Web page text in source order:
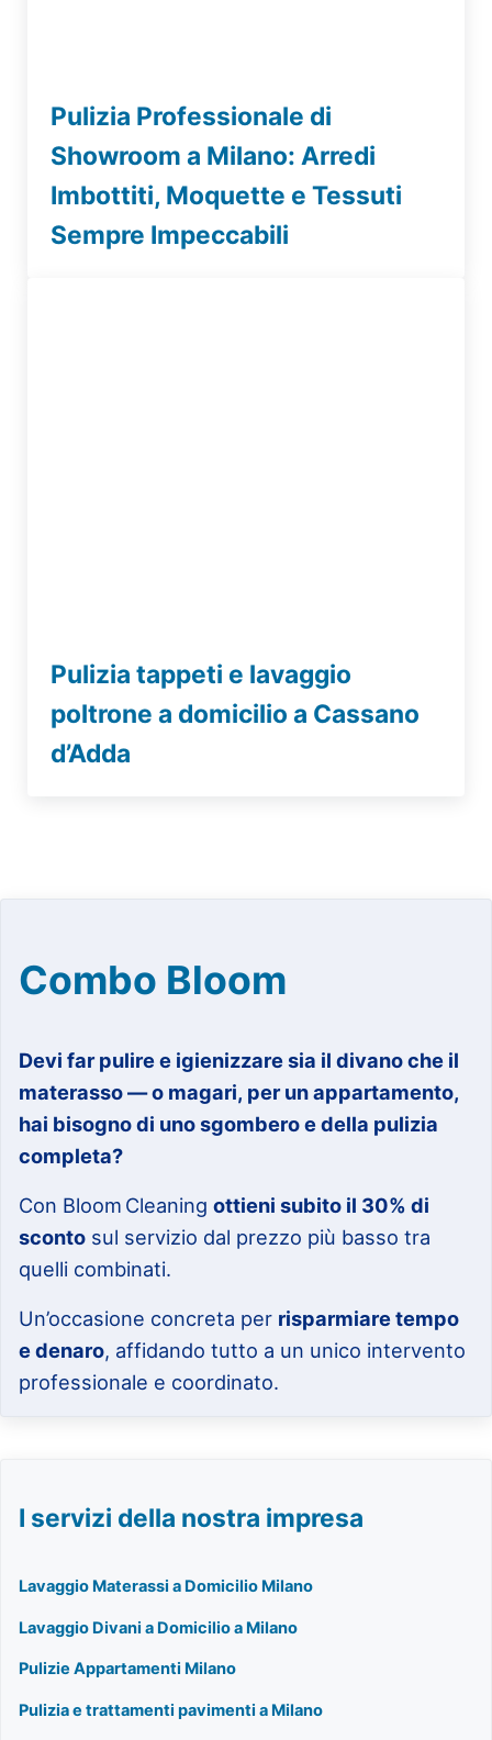
Pulizia Professionale di
Showroom a Milano: Arredi
Imbottiti, Moquette e Tessuti
Sempre Impeccabili
Pulizia tappeti e lavaggio
poltrone a domicilio a Cassano
d’Adda
Combo Bloom
Devi far pulire e igienizzare sia il divano che il
materasso — o magari, per un appartamento,
hai bisogno di uno sgombero e della pulizia
completa?
Con Bloom Cleaningottieni subito il 30% di
sconto sul servizio dal prezzo più basso tra
quelli combinati.
Un’occasione concreta per risparmiare tempo
e denaro, affidando tutto a un unico intervento
professionale e coordinato.
I servizi della nostra impresa
Lavaggio Materassi a Domicilio Milano
Lavaggio Divani a Domicilio a Milano
Pulizie Appartamenti Milano
Pulizia e trattamenti pavimenti a Milano